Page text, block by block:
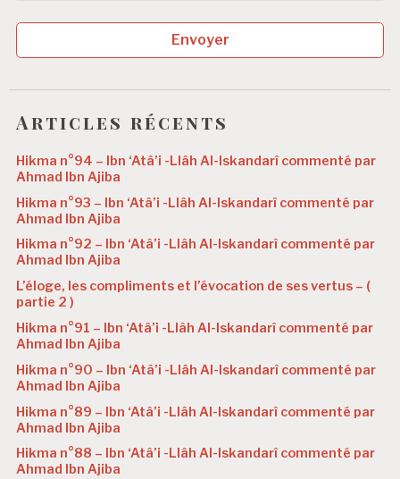
Envoyer
Articles récents
Hikma n°94 – Ibn ‘Atâ’i -Llâh Al-Iskandarî commenté par
Ahmad Ibn Ajiba
Hikma n°93 – Ibn ‘Atâ’i -Llâh Al-Iskandarî commenté par
Ahmad Ibn Ajiba
Hikma n°92 – Ibn ‘Atâ’i -Llâh Al-Iskandarî commenté par
Ahmad Ibn Ajiba
L’éloge, les compliments et l’évocation de ses vertus – (
partie 2 )
Hikma n°91 – Ibn ‘Atâ’i -Llâh Al-Iskandarî commenté par
Ahmad Ibn Ajiba
Hikma n°90 – Ibn ‘Atâ’i -Llâh Al-Iskandarî commenté par
Ahmad Ibn Ajiba
Hikma n°89 – Ibn ‘Atâ’i -Llâh Al-Iskandarî commenté par
Ahmad Ibn Ajiba
Hikma n°88 – Ibn ‘Atâ’i -Llâh Al-Iskandarî commenté par
Ahmad Ibn Ajiba